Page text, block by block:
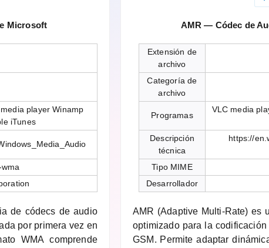
Microsoft
player Winamp
iTunes
de códecs de audio
por primera vez en
WMA comprende
AMR — Códec de
Extensión de
archivo
Categoría de
archivo
Programas
VLC media
Descripción
técnica
https://
Tipo MIME
Desarrollador
AMR (Adaptive Multi-Rate) es
optimizado para la
GSM. Permite adaptar